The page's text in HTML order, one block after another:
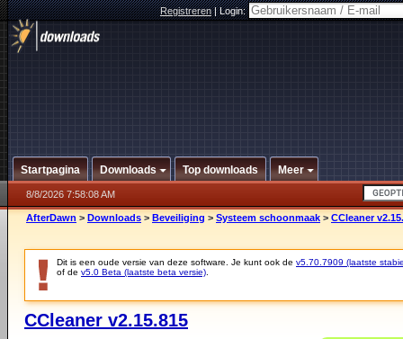
Registreren|Login:
Startpagina Downloads Top downloads Meer
8/8/2026 7:58:08 AM
AfterDawn > Downloads > Beveiliging > Systeem schoonmaak > CCleaner
Dit is een oude versie van deze software. Je kunt ook de v5.70.7909 (laatste
of de v5.0 Beta (laatste beta versie)
CCleaner v2.15.815